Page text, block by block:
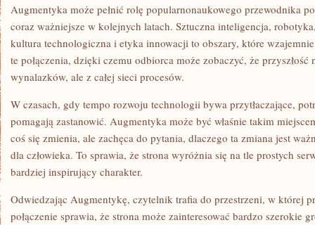
Augmentyka może pełnić rolę popularnonaukowego przewodnika
coraz ważniejsze w kolejnych latach. Sztuczna inteligencja,
kultura technologiczna i etyka innowacji to obszary, które
te połączenia, dzięki czemu odbiorca może zobaczyć, że przyszłość
wynalazków, ale z całej sieci procesów.
W czasach, gdy tempo rozwoju technologii bywa przytłaczające,
pomagają zastanowić. Augmentyka może być właśnie takim
coś się zmienia, ale zachęca do pytania, dlaczego ta zmiana jest
dla człowieka. To sprawia, że strona wyróżnia się na tle prostych
bardziej inspirujący charakter.
Odwiedzając Augmentykę, czytelnik trafia do przestrzeni, w której
połączenie sprawia, że strona może zainteresować bardzo szerokie